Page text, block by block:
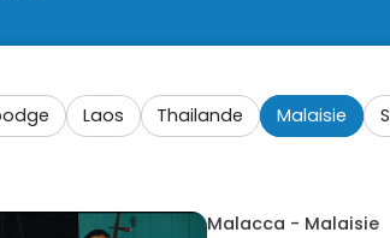
Laos Thailande Malaisie
Malacca - Malaisie